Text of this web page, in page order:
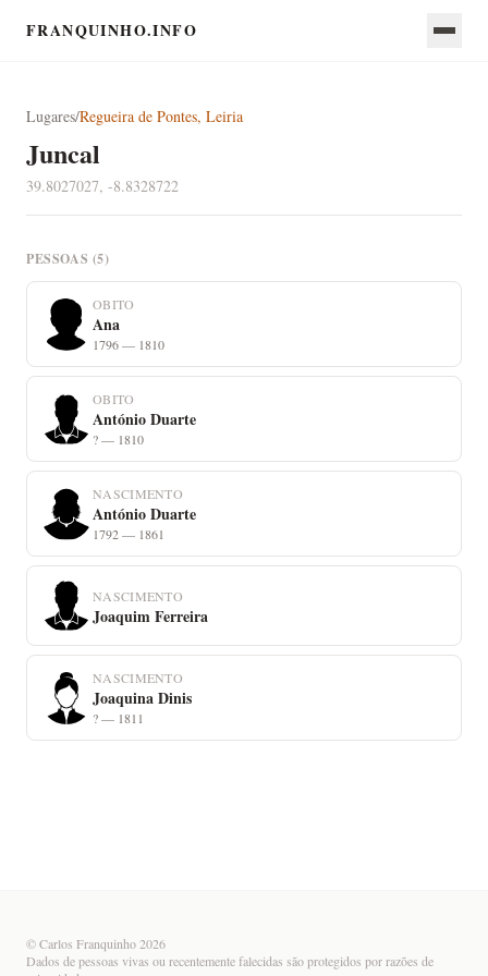
FRANQUINHO.INFO
Lugares/Regueira de Pontes, Leiria
Juncal
39.8027027, -8.8328722
PESSOAS (5)
OBITO
Ana
1796 — 1810
OBITO
António Duarte
? — 1810
NASCIMENTO
António Duarte
1792 — 1861
NASCIMENTO
Joaquim Ferreira
NASCIMENTO
Joaquina Dinis
? — 1811
© Carlos Franquinho 2026
Dados de pessoas vivas ou recentemente falecidas são protegidos por razões de